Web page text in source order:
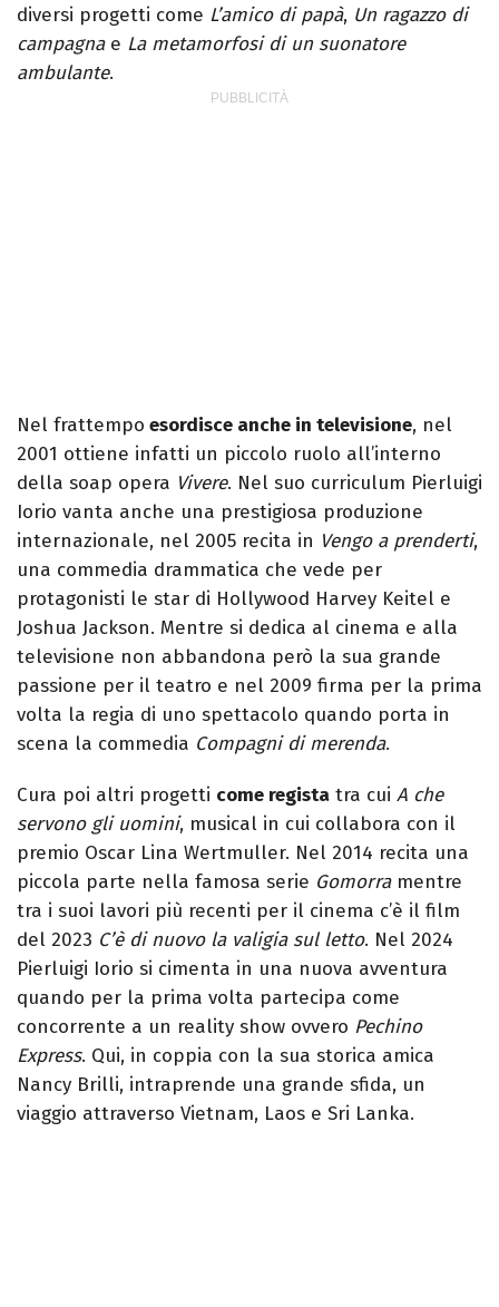
diversi progetti come L’amico di papà, Un ragazzo di
campagnae La metamorfosi di un suonatore
ambulante.
Nel frattempo esordisce anche in televisione, nel
2001 ottiene infatti un piccolo ruolo all’interno
della soap opera Vivere. Nel suo curriculum Pierluigi
Iorio vanta anche una prestigiosa produzione
internazionale, nel 2005 recita in Vengo a prenderti,
una commedia drammatica che vede per
protagonisti le star di Hollywood Harvey Keitel e
Joshua Jackson. Mentre si dedica al cinema e alla
televisione non abbandona però la sua grande
passione per il teatro e nel 2009 firma per la prima
volta la regia di uno spettacolo quando porta in
scena la commedia Compagni di merenda.
Cura poi altri progetti come regista tra cui A che
servono gli uomini, musical in cui collabora con il
premio Oscar Lina Wertmuller. Nel 2014 recita una
piccola parte nella famosa serie Gomorra mentre
tra i suoi lavori più recenti per il cinema c’è il film
del 2023 C’è di nuovo la valigia sul letto. Nel 2024
Pierluigi Iorio si cimenta in una nuova avventura
quando per la prima volta partecipa come
concorrente a un reality show ovvero Pechino
Express. Qui, in coppia con la sua storica amica
Nancy Brilli, intraprende una grande sfida, un
viaggio attraverso Vietnam, Laos e Sri Lanka.